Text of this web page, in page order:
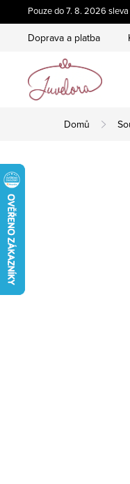
na
Pouze do 7. 8. 2026
Doprava a platba
Domů